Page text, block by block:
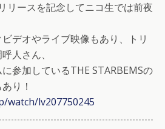
リースを記念してニコ生では前夜
デオやライブ映像もあり、トリ
人さん、
参加しているTHE STARBEMSの
り！
watch/lv207750245